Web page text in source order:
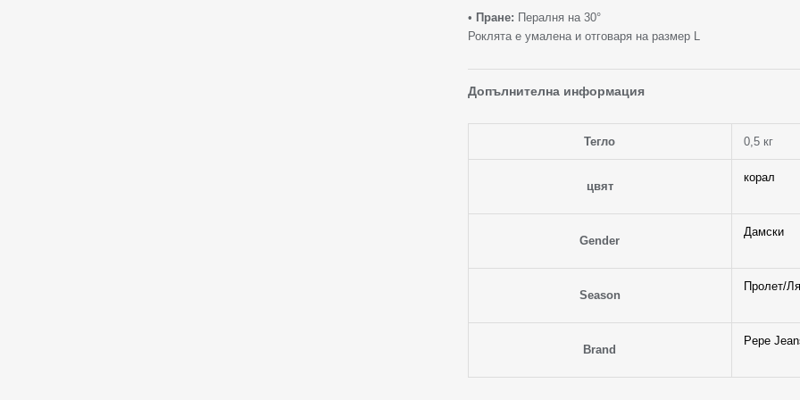
• Пране: Пералня на 30°
Роклята е умалена и отговаря на размер L
Допълнителна информация
Тегло 0,5 кг
цвят
корал
Gender
Дамски
Season
Пролет/
Brand
Pepe